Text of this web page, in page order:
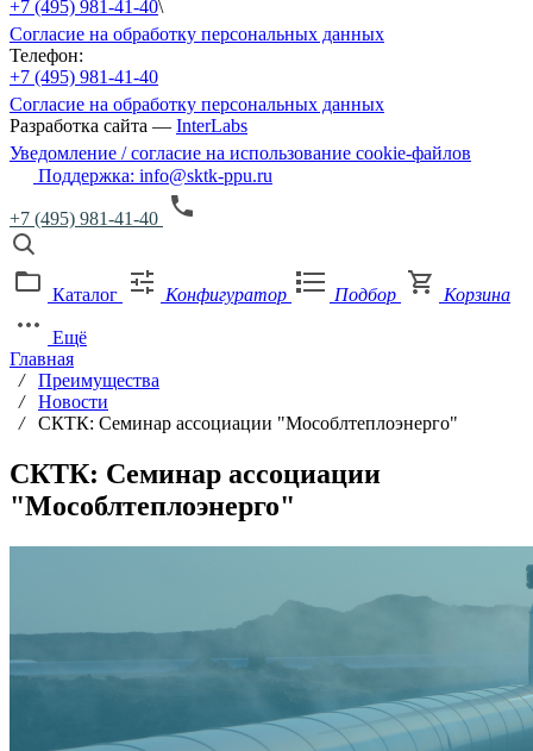
+7 (495) 981-41-40\
Согласие на обработку персональных данных
Телефон:
+7 (495) 981-41-40
Согласие на обработку персональных данных
Разработка сайта — InterLabs
Уведомление / согласие на использование cookie-файлов
Поддержка: info@sktk-ppu.ru
+7 (495) 981-41-40
Каталог Конфигуратор Подбор Корзина
Ещё
Главная
/
Преимущества
/
Новости
/
СКТК: Семинар ассоциации "Мособлтеплоэнерго"
СКТК: Семинар ассоциации
"Мособлтеплоэнерго"